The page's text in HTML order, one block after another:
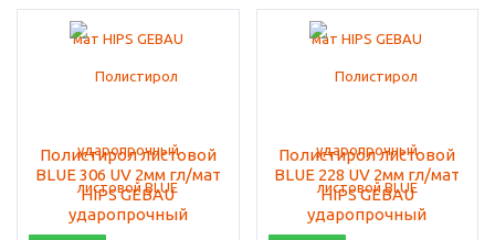
Полистирол листовой
BLUE 306 UV 2мм гл/мат
HIPS GEBAU
ударопрочный
Полистирол листовой
BLUE 228 UV 2мм гл/мат
HIPS GEBAU
ударопрочный